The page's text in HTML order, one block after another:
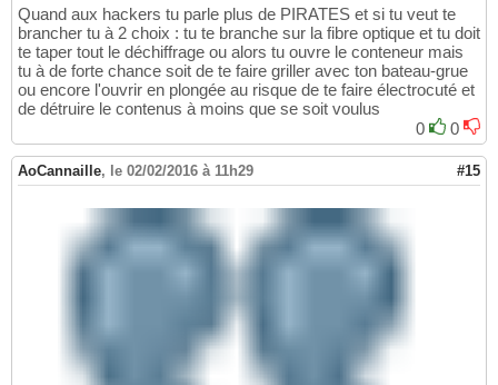
Quand aux hackers tu parle plus de PIRATES et si tu veut te
brancher tu à 2 choix : tu te branche sur la fibre optique et tu doit
te taper tout le déchiffrage ou alors tu ouvre le conteneur mais
tu à de forte chance soit de te faire griller avec ton bateau-grue
ou encore l'ouvrir en plongée au risque de te faire électrocuté et
de détruire le contenus à moins que se soit voulus
0
0
AoCannaille, le 02/02/2016 à 11h29 #15